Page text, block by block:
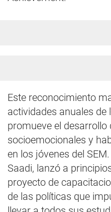
Este reconocimiento
actividades anuales de
promueve el desarrollo
socioemocionales y
en los jóvenes del
Saadi, lanzó a
proyecto de
de las políticas que